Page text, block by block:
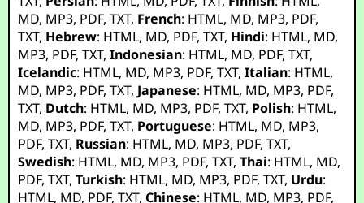
MD, MP3, PDF,TXT, French: HTML, MD, MP3, PDF,
TXT, Hebrew: HTML, MD, PDF,TXT, Hindi: HTML, MD,
MP3, PDF,TXT,Indonesian: HTML, MD, PDF,TXT,
Icelandic: HTML, MD, MP3, PDF,TXT,Italian: HTML,
MD, MP3, PDF,TXT, Japanese: HTML, MD, MP3, PDF,
TXT, Dutch: HTML, MD, MP3, PDF,TXT, Polish: HTML,
MD, MP3, PDF,TXT, Portuguese: HTML, MD, MP3,
PDF,TXT, Russian: HTML, MD, MP3, PDF,TXT,
Swedish: HTML, MD, MP3, PDF,TXT,Thai: HTML, MD,
PDF,TXT,Turkish: HTML, MD, MP3, PDF,TXT, Urdu:
HTML, MD, PDF,TXT,Chinese: HTML, MD, MP3, PDF,